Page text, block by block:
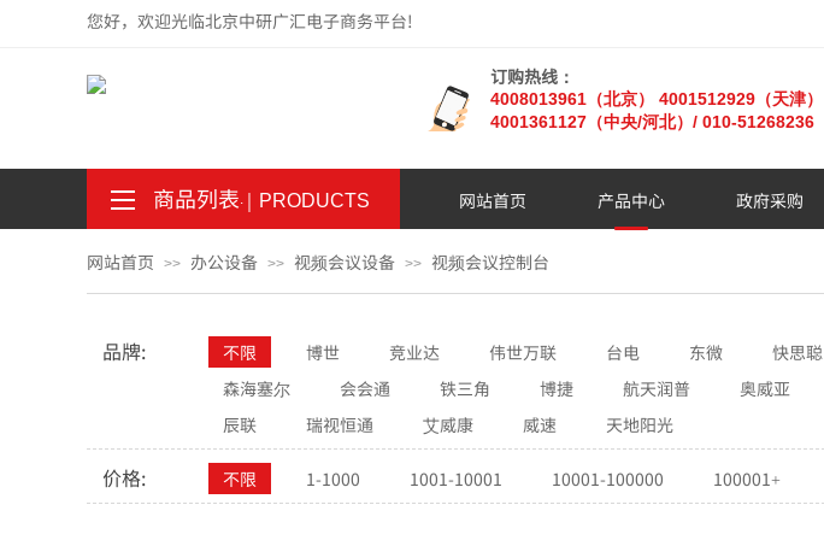
订购热线：
4008013961（北京） 4001512929（天津）
4001361127 （中央/河北） / 010-51268236
您好，欢迎光临北京中研广汇电子商务平台!
商品列表｜ PRODUCTS
.
。 网站首页 产品中心 政府采购
网站首页 >> 办公设备 >> 视频会议设备 >> 视频会议控制台
品牌: 不限 博世 竞业达 伟世万联 台电 东微 快思聪
森海塞尔
会会通 铁三角 博捷 航天润普 奥威亚
辰联
瑞视恒通 艾威康 威速 天地阳光
价格: 不限 1-1000 1001-10001 10001-100000 100001+